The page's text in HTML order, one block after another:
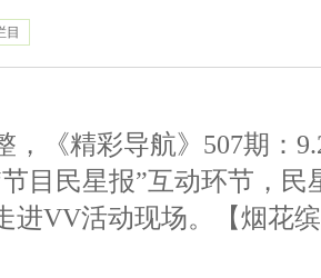
目
，《精彩导航》507期：
目民星报”互动环节，
进VV活动现场。【烟花